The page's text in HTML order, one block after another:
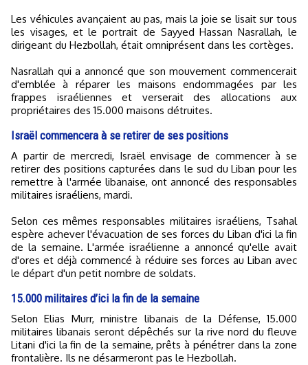
Les véhicules avançaient au pas, mais la joie se lisait sur tous
les visages, et le portrait de Sayyed Hassan Nasrallah, le
dirigeant du Hezbollah, était omniprésent dans les cortèges.
Nasrallah qui a annoncé que son mouvement commencerait
d'emblée à réparer les maisons endommagées par les
frappes israéliennes et verserait des allocations aux
propriétaires des 15.000 maisons détruites.
Israël commencera à se retirer de ses positions
A partir de mercredi, Israël envisage de commencer à se
retirer des positions capturées dans le sud du Liban pour les
remettre à l'armée libanaise, ont annoncé des responsables
militaires israéliens, mardi.
Selon ces mêmes responsables militaires israéliens, Tsahal
espère achever l'évacuation de ses forces du Liban d'ici la fin
de la semaine. L'armée israélienne a annoncé qu'elle avait
d'ores et déjà commencé à réduire ses forces au Liban avec
le départ d'un petit nombre de soldats.
15.000 militaires d’ici la fin de la semaine
Selon Elias Murr, ministre libanais de la Défense, 15.000
militaires libanais seront dépêchés sur la rive nord du fleuve
Litani d'ici la fin de la semaine, prêts à pénétrer dans la zone
frontalière. Ils ne désarmeront pas le Hezbollah.